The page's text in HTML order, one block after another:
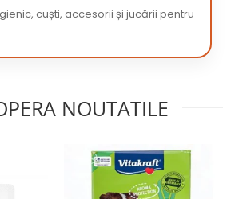
cuști, accesorii și jucării pentru
NOUTATILE